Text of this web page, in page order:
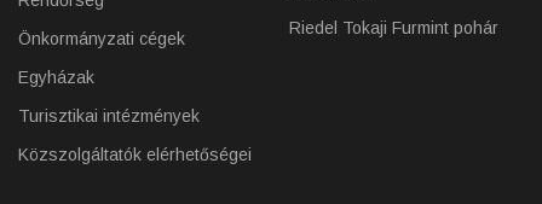
Önkormányzati cégek
Egyházak
Turisztikai intézmények
Közszolgáltatók elérhetőségei
Riedel Tokaji Furmint pohár